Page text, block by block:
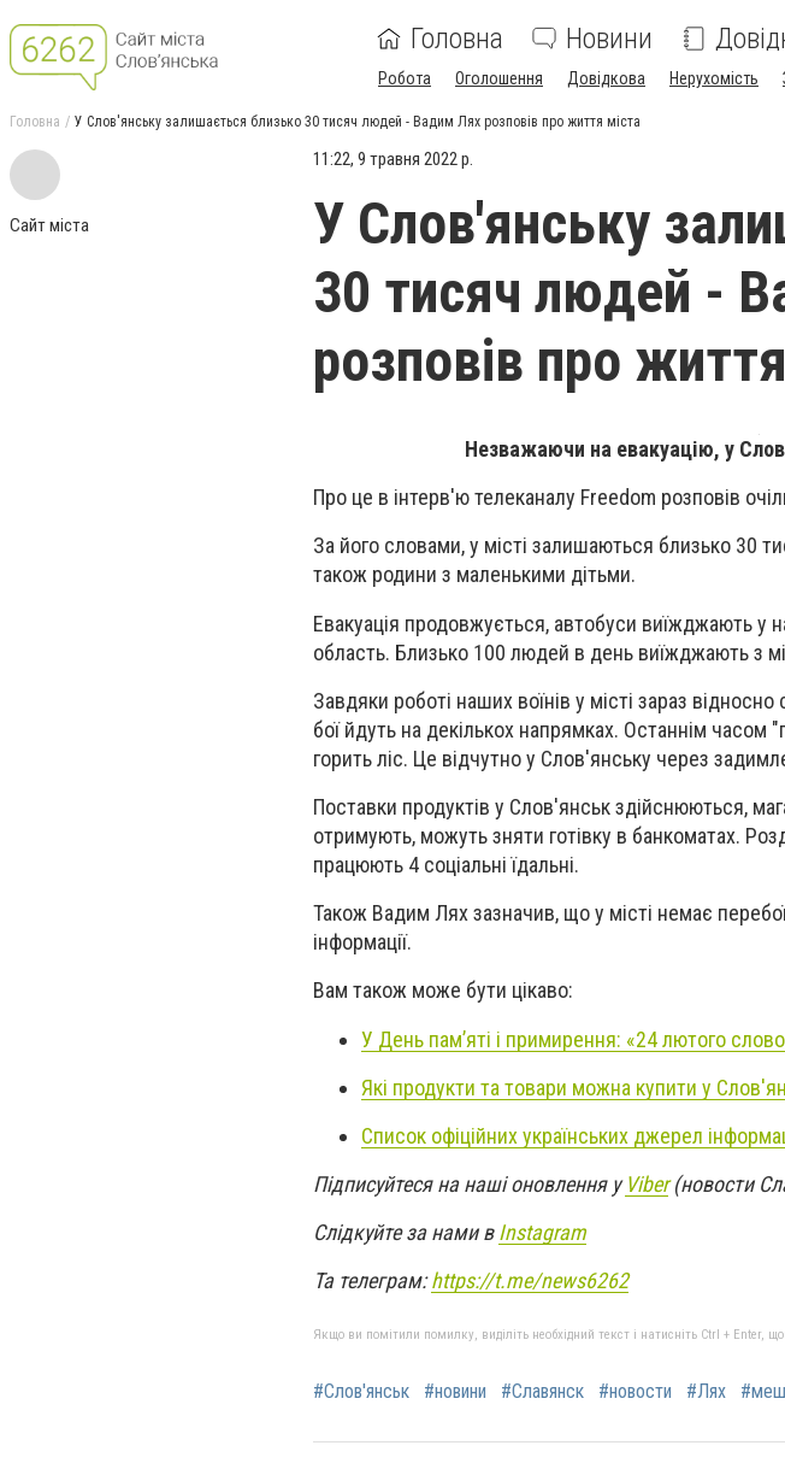
Головна Новини
Робота Оголошення Довідкова Нерухомість
Головна У Слов'янську залишається близько 30 тисяч людей - Вадим Лях розповів про життя міста
Сайт міста
11:22, 9 травня 2022 р.
У Слов'янську
30 тисяч людей -
розповів про
Незважаючи на евакуацію, у
Про це в інтерв'ю телеканалу Freedom розповів
За його словами, у місті залишаються близько 30
також родини з маленькими дітьми.
Евакуація продовжується, автобуси виїжджають у
область. Близько 100 людей в день виїжджають з
Завдяки роботі наших воїнів у місті зараз
бої йдуть на декількох напрямках. Останнім
горить ліс. Це відчутно у Слов'янську через
Поставки продуктів у Слов'янськ здійснюються,
отримують, можуть зняти готівку в банкоматах.
працюють 4 соціальні їдальні.
Також Вадим Лях зазначив, що у місті немає
інформації.
Вам також може бути цікаво:
У День пам’яті і примирення: «24 лютого
Які продукти та товари можна купити у
Список офіційних українських джерел
Підписуйтеся на наші оновлення уViber(новости
Слідкуйте за нами вInstagram
Та телеграм:https://t.me/news6262
Якщо ви помітили помилку, виділіть необхідний текст і натисніть Ctrl + Enter,
#Слов'янськ #новини #Славянск #новости #Лях